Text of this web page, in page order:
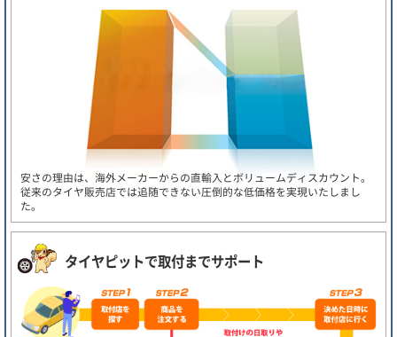
安さの理由は、海外メーカーからの直輸入とボリュームディスカウント。
従来のタイヤ販売店では追随できない圧倒的な低価格を実現いたしまし
た。
タイヤピットで取付までサポート